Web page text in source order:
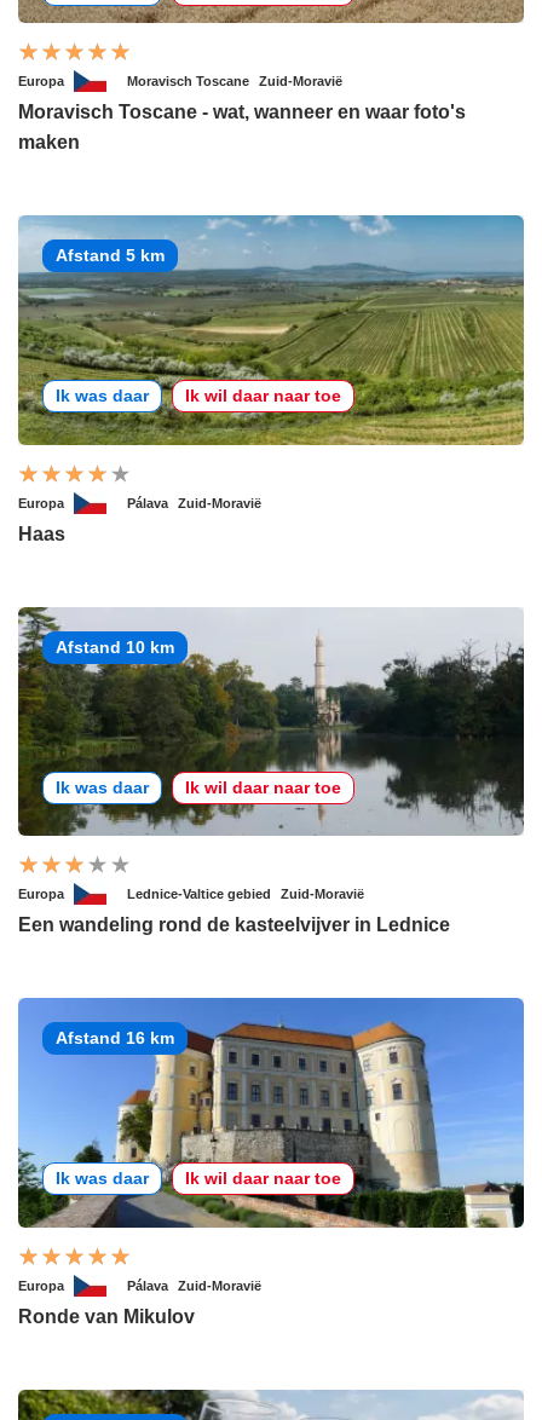
Europa Moravisch Toscane Zuid-Moravië
Moravisch Toscane - wat, wanneer en waar foto's
maken
Afstand 5 km
Ik was daar Ik wil daar naar toe
Europa Pálava Zuid-Moravië
Haas
Afstand 10 km
Ik was daar Ik wil daar naar toe
Europa Lednice-Valtice gebied Zuid-Moravië
Een wandeling rond de kasteelvijver in Lednice
Afstand 16 km
Ik was daar Ik wil daar naar toe
Europa Pálava Zuid-Moravië
Ronde van Mikulov